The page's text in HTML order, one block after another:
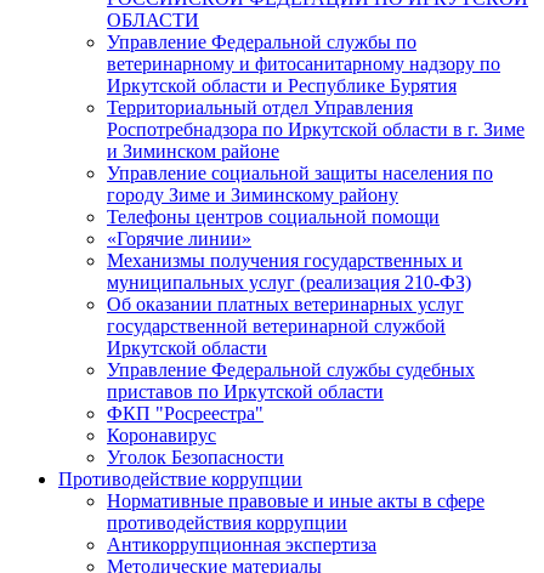
ОБЛАСТИ
Управление Федеральной службы по
ветеринарному и фитосанитарному надзору по
Иркутской области и Республике Бурятия
Территориальный отдел Управления
Роспотребнадзора по Иркутской области в г. Зиме
и Зиминском районе
Управление социальной защиты населения по
городу Зиме и Зиминскому району
Телефоны центров социальной помощи
«Горячие линии»
Механизмы получения государственных и
муниципальных услуг (реализация 210-ФЗ)
Об оказании платных ветеринарных услуг
государственной ветеринарной службой
Иркутской области
Управление Федеральной службы судебных
приставов по Иркутской области
ФКП "Росреестра"
Коронавирус
Уголок Безопасности
Противодействие коррупции
Нормативные правовые и иные акты в сфере
противодействия коррупции
Антикоррупционная экспертиза
Методические материалы